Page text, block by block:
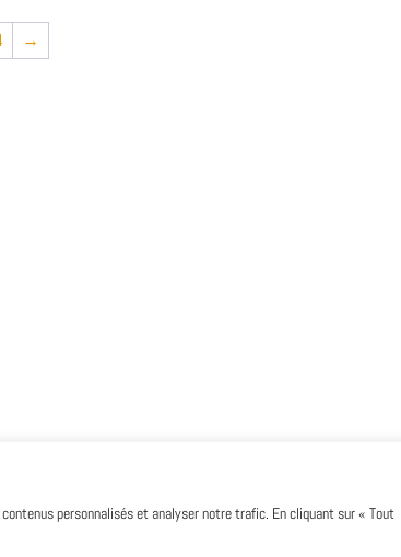
personnalisés et analyser notre trafic. En cliquant sur « Tout
→